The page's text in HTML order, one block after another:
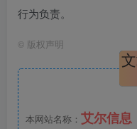
行为负责。
© 版权声明
本网站名称： 艾尔信息